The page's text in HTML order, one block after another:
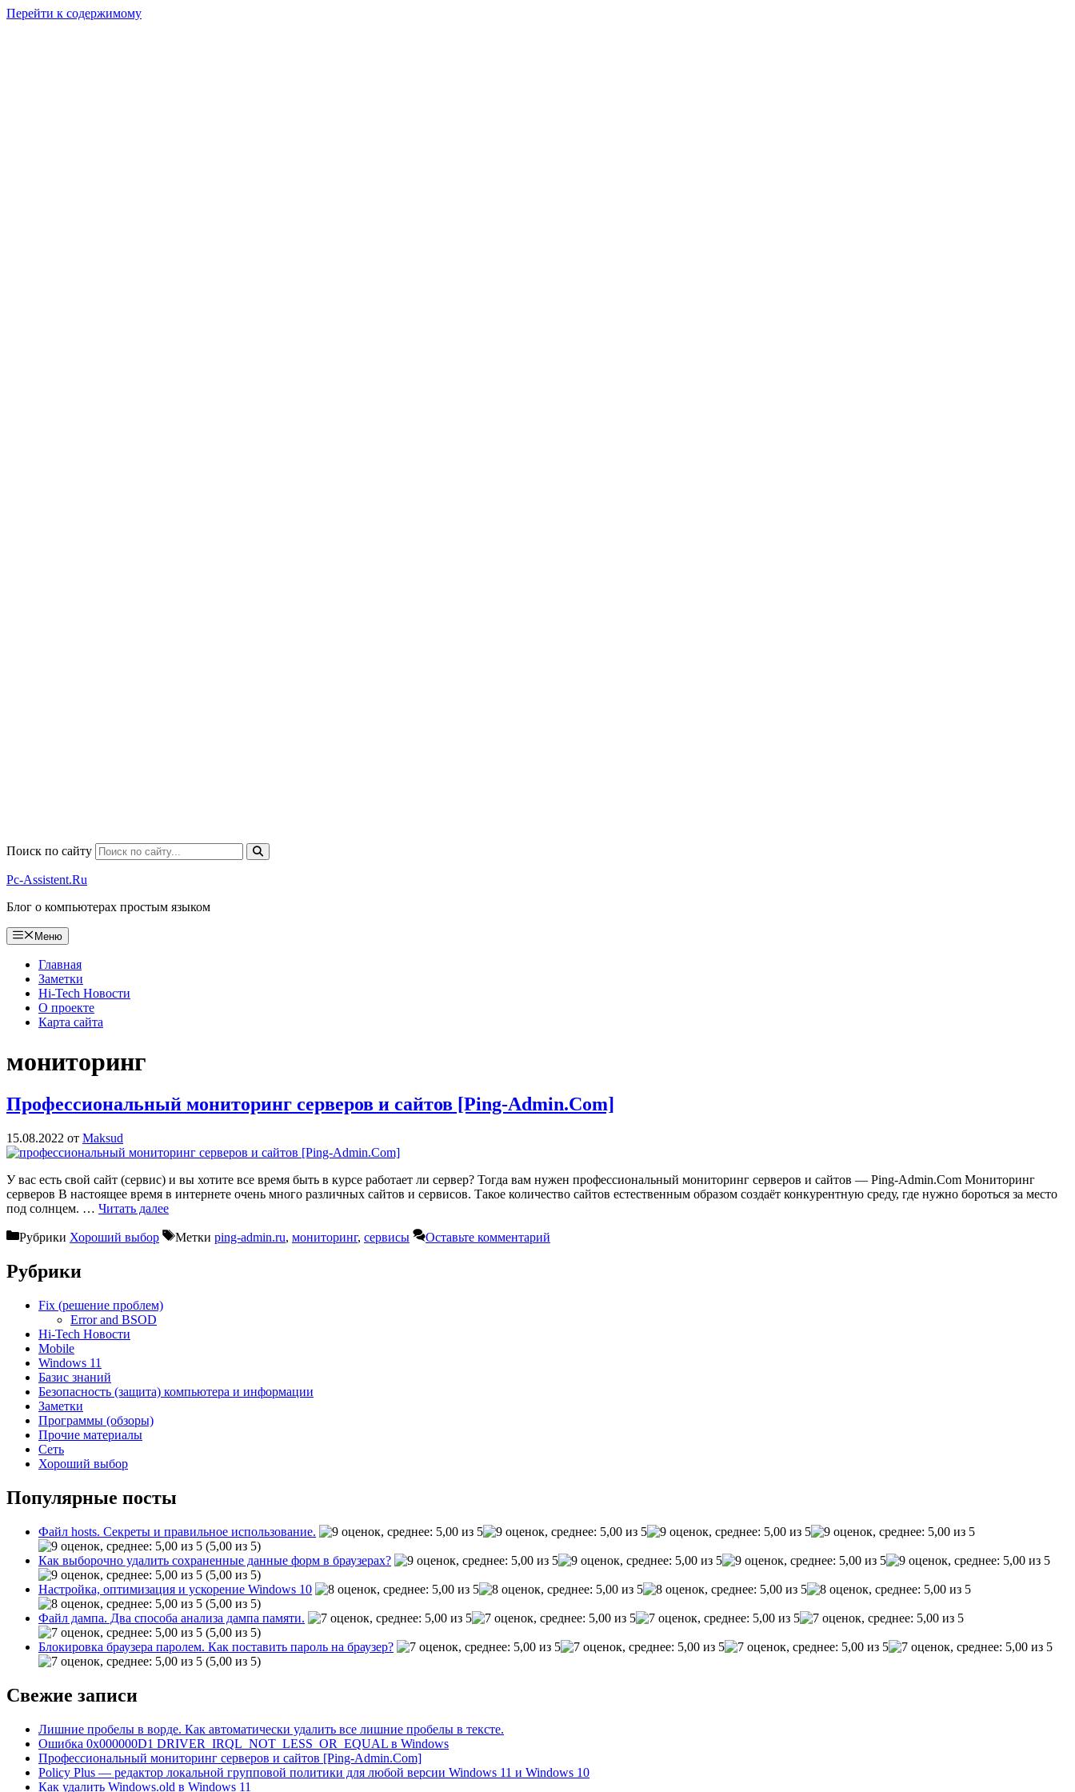
Перейти к содержимому
Поиск по сайту
Pc-Assistent.Ru
Блог о компьютерах простым языком
Меню
Главная
Заметки
Hi-Tech Новости
О проекте
Карта сайта
мониторинг
Профессиональный мониторинг серверов и сайтов [Ping-Admin.Com]
15.08.2022 от Maksud
У вас есть свой сайт (сервис) и вы хотите все время быть в курсе работает ли сервер? Тогда вам нужен профессиональный мониторинг серверов и сайтов — Ping-Admin.Com Мониторинг
серверов В настоящее время в интернете очень много различных сайтов и сервисов. Такое количество сайтов естественным образом создаёт конкурентную среду, где нужно бороться за место
под солнцем. … Читать далее
Рубрики Хороший выбор Метки ping-admin.ru, мониторинг, сервисы Оставьте комментарий
Рубрики
Fix (решение проблем)
Error and BSOD
Hi-Tech Новости
Mobile
Windows 11
Базис знаний
Безопасность (защита) компьютера и информации
Заметки
Программы (обзоры)
Прочие материалы
Сеть
Хороший выбор
Популярные посты
Файл hosts. Секреты и правильное использование.
(5,00 из 5)
Как выборочно удалить сохраненные данные форм в браузерах?
(5,00 из 5)
Настройка, оптимизация и ускорение Windows 10
(5,00 из 5)
Файл дампа. Два способа анализа дампа памяти.
(5,00 из 5)
Блокировка браузера паролем. Как поставить пароль на браузер?
(5,00 из 5)
Свежие записи
Лишние пробелы в ворде. Как автоматически удалить все лишние пробелы в тексте.
Ошибка 0x000000D1 DRIVER_IRQL_NOT_LESS_OR_EQUAL в Windows
Профессиональный мониторинг серверов и сайтов [Ping-Admin.Com]
Policy Plus — редактор локальной групповой политики для любой версии Windows 11 и Windows 10
Как удалить Windows.old в Windows 11